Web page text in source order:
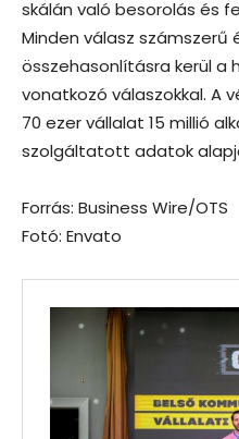
skálán való besorolás és
Minden válasz számszerű
összehasonlításra kerül a
vonatkozó válaszokkal. A
70 ezer vállalat 15 millió
szolgáltatott adatok
Forrás: Business Wire/OTS
Fotó: Envato